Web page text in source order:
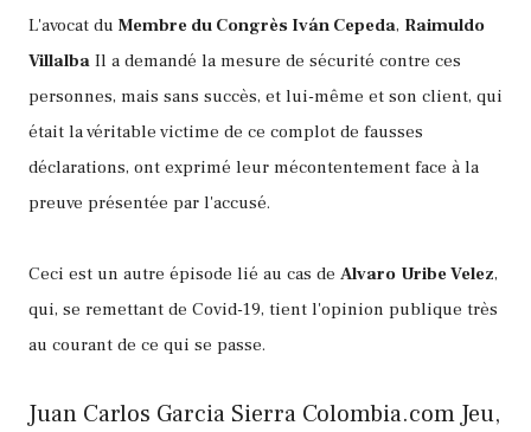
L'avocat du Membre du Congrès Iván Cepeda, Raimuldo
Villalba Il a demandé la mesure de sécurité contre ces
personnes, mais sans succès, et lui-même et son client, qui
était la véritable victime de ce complot de fausses
déclarations, ont exprimé leur mécontentement face à la
preuve présentée par l'accusé.
Ceci est un autre épisode lié au cas de Alvaro Uribe Velez,
qui, se remettant de Covid-19, tient l'opinion publique très
au courant de ce qui se passe.
Juan Carlos Garcia Sierra Colombia.com Jeu,